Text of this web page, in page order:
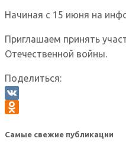
Начиная с 15 июня на
Приглашаем принять
Отечественной войны.
Поделиться:
VK
Самые свежие публикации